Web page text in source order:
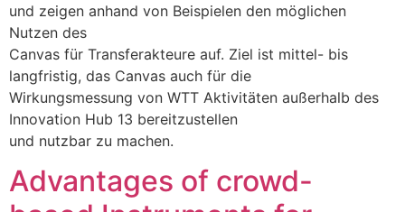
und zeigen anhand von Beispielen den möglichen
Nutzen des
Canvas für Transferakteure auf. Ziel ist mittel- bis
langfristig, das Canvas auch für die
Wirkungsmessung von WTT Aktivitäten außerhalb des
Innovation Hub 13 bereitzustellen
und nutzbar zu machen.
Advantages of crowd-